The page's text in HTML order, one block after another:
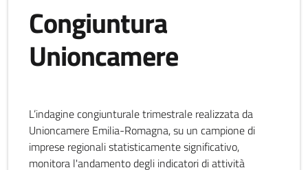
Congiuntura
Unioncamere
L’indagine congiunturale trimestrale realizzata da
Unioncamere Emilia-Romagna, su un campione di
imprese regionali statisticamente significativo,
monitora l'andamento degli indicatori di attività